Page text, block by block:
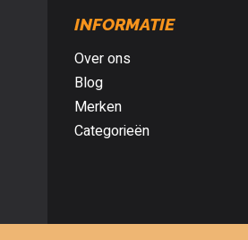
INFORMATIE
Over ons
Blog
Merken
Categorieën